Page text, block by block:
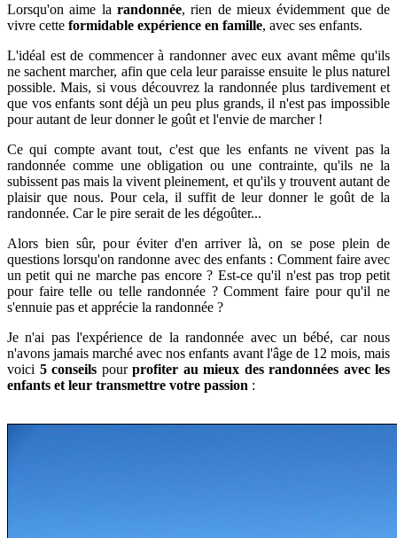
Lorsqu'on aime la randonnée, rien de mieux évidemment que de
vivre cette formidable expérience en famille, avec ses enfants.
L'idéal est de commencer à randonner avec eux avant même qu'ils
ne sachent marcher, afin que cela leur paraisse ensuite le plus naturel
possible.Mais, si vous découvrez la randonnée plus tardivement et
que vos enfants sont déjà un peu plus grands, il n'est pas impossible
pour autant de leur donner le goût et l'envie de marcher !
Ce qui compte avant tout, c'est que les enfants ne vivent pas la
randonnée comme une obligation ou une contrainte, qu'ils ne la
subissent pas mais la vivent pleinement, et qu'ilsy trouvent autant de
plaisir que nous. Pour cela, il suffit de leur donner le goût de la
randonnée. Car le pire serait de les dégoûter...
Alors bien sûr, pour éviter d'en arriver là,on se pose plein de
questions lorsqu'on randonne avec des enfants : Comment faire avec
un petit qui ne marche pas encore ? Est-ce qu'il n'est pas trop petit
pour faire telle ou telle randonnée ? Comment faire pour qu'il ne
s'ennuie pas et apprécie la randonnée ?
Je n'ai pas l'expérience de la randonnée avec un bébé, car nous
n'avons jamais marché avec nos enfants avant l'âge de 12 mois, mais
voici 5 conseils pour profiter au mieux des randonnées avec les
enfants et leur transmettre votre passion :